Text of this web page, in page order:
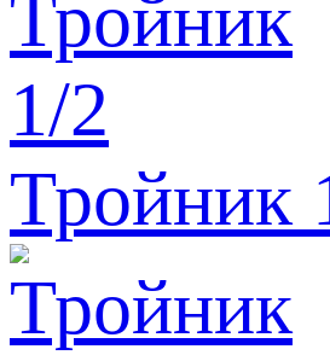
Тройник